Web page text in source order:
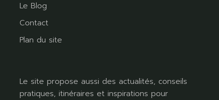
Le Blog
Contact
Plan du site
Le site propose aussi des actualités, conseils
pratiques, itinéraires et inspirations pour